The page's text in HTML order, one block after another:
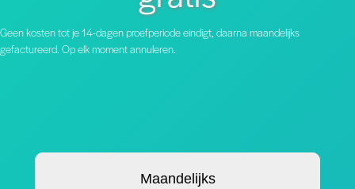
Geen kosten tot je 14-dagen proefperiode eindigt, daarna maandelijks
gefactureerd. Op elk moment annuleren.
Maandelijks